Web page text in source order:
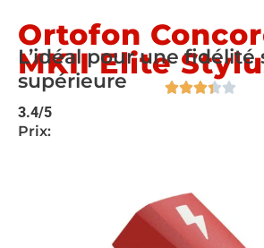
Ortofon
MKII Elite
L’idéal pour une fidélité
supérieure
3.4/5
Prix: